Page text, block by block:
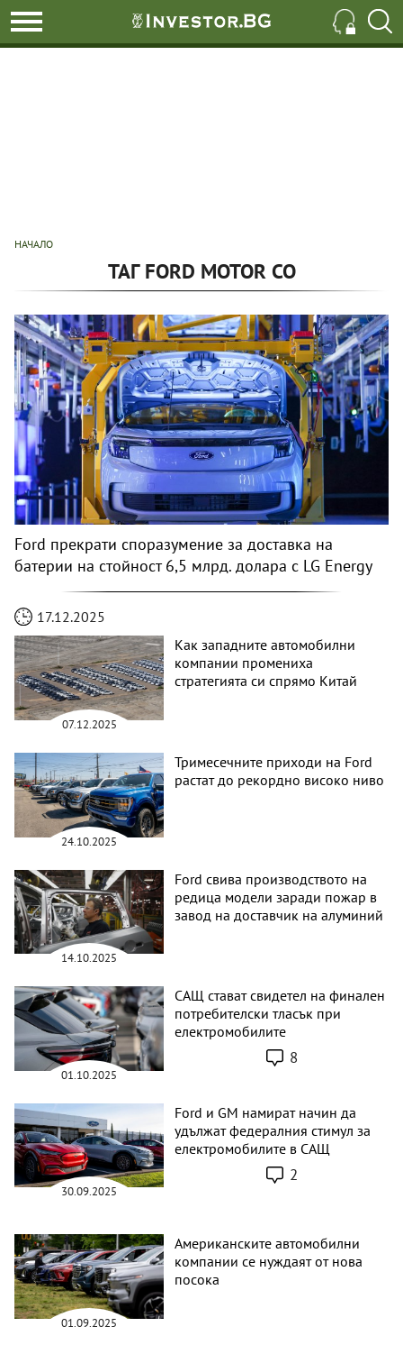
НАЧАЛО
ТАГ FORD MOTOR CO
Ford прекрати споразумение за доставка на
батерии на стойност 6,5 млрд. долара с LG Energy
17.12.2025
07.12.2025
Как западните автомобилни
компании промениха
стратегията си спрямо Китай
24.10.2025
Тримесечните приходи на Ford
растат до рекордно високо ниво
14.10.2025
Ford свива производството на
редица модели заради пожар в
завод на доставчик на алуминий
01.10.2025
САЩ стават свидетел на финален
потребителски тласък при
електромобилите
8
30.09.2025
Ford и GM намират начин да
удължат федералния стимул за
електромобилите в САЩ
2
01.09.2025
Американските автомобилни
компании се нуждаят от нова
посока